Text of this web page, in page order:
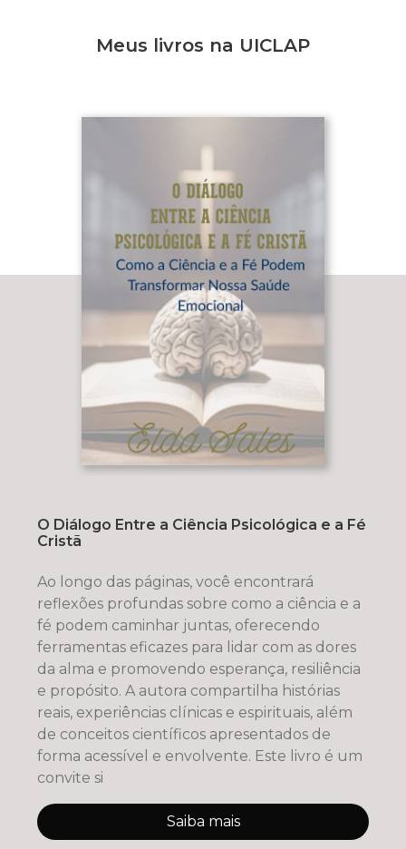
Meus livros na UICLAP
O Diálogo Entre a Ciência Psicológica e a Fé
Cristã
Ao longo das páginas, você encontrará
reflexões profundas sobre como a ciência e a
fé podem caminhar juntas, oferecendo
ferramentas eficazes para lidar com as dores
da alma e promovendo esperança, resiliência
e propósito. A autora compartilha histórias
reais, experiências clínicas e espirituais, além
de conceitos científicos apresentados de
forma acessível e envolvente. Este livro é um
convite si
Saiba mais